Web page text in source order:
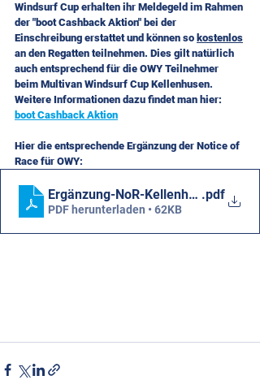
Windsurf Cup erhalten ihr Meldegeld im Rahmen
der "boot Cashback Aktion" bei der
Einschreibung erstattet und können so kostenlos
an den Regatten teilnehmen. Dies gilt natürlich
auch entsprechend für die OWY Teilnehmer
beim Multivan Windsurf Cup Kellenhusen.
Weitere Informationen dazu findet man hier:
boot Cashback Aktion
Hier die entsprechende Ergänzung der Notice of
Race für OWY:
Ergänzung-NoR-Kellenhusen22_OWY
.pdf
PDF herunterladen • 62KB